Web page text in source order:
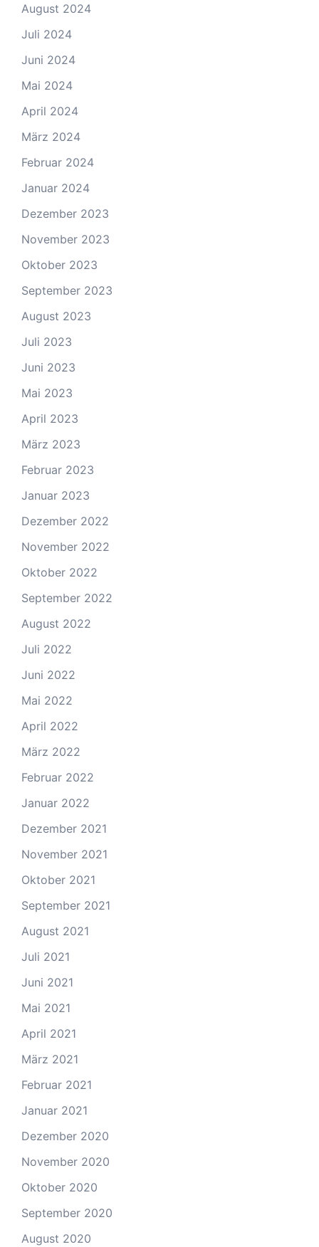
August 2024
Juli 2024
Juni 2024
Mai 2024
April 2024
März 2024
Februar 2024
Januar 2024
Dezember 2023
November 2023
Oktober 2023
September 2023
August 2023
Juli 2023
Juni 2023
Mai 2023
April 2023
März 2023
Februar 2023
Januar 2023
Dezember 2022
November 2022
Oktober 2022
September 2022
August 2022
Juli 2022
Juni 2022
Mai 2022
April 2022
März 2022
Februar 2022
Januar 2022
Dezember 2021
November 2021
Oktober 2021
September 2021
August 2021
Juli 2021
Juni 2021
Mai 2021
April 2021
März 2021
Februar 2021
Januar 2021
Dezember 2020
November 2020
Oktober 2020
September 2020
August 2020